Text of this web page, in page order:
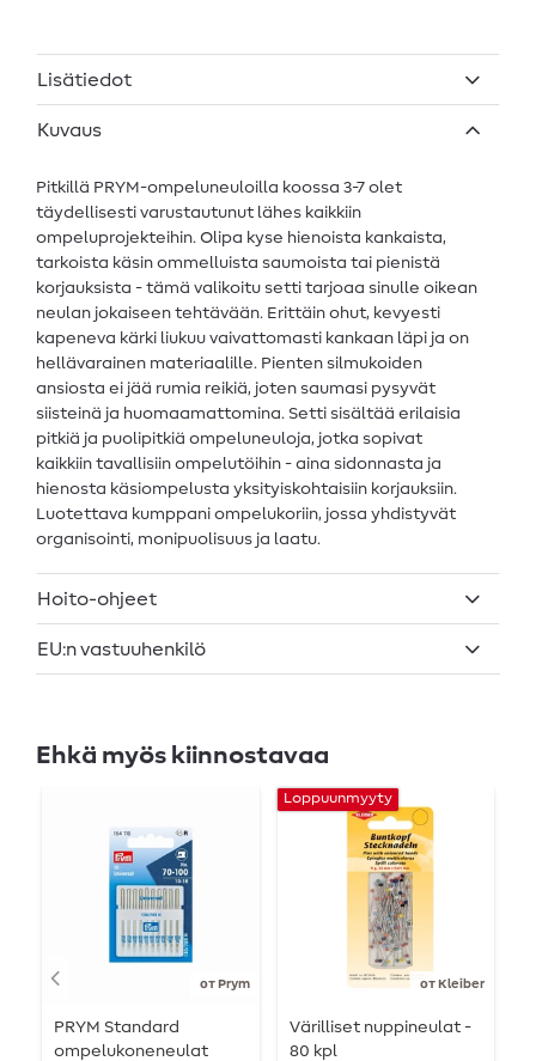
Lisätiedot
Kuvaus
Pitkillä PRYM-ompeluneuloilla koossa 3-7 olet
täydellisesti varustautunut lähes kaikkiin
ompeluprojekteihin. Olipa kyse hienoista kankaista,
tarkoista käsin ommelluista saumoista tai pienistä
korjauksista - tämä valikoitu setti tarjoaa sinulle oikean
neulan jokaiseen tehtävään. Erittäin ohut, kevyesti
kapeneva kärki liukuu vaivattomasti kankaan läpi ja on
hellävarainen materiaalille. Pienten silmukoiden
ansiosta ei jää rumia reikiä, joten saumasi pysyvät
siisteinä ja huomaamattomina. Setti sisältää erilaisia
pitkiä ja puolipitkiä ompeluneuloja, jotka sopivat
kaikkiin tavallisiin ompelutöihin - aina sidonnasta ja
hienosta käsiompelusta yksityiskohtaisiin korjauksiin.
Luotettava kumppani ompelukoriin, jossa yhdistyvät
organisointi, monipuolisuus ja laatu.
Hoito-ohjeet
EU:n vastuuhenkilö
Ehkä myös kiinnostavaa
от Prym
PRYM Standard
ompelukoneneulat
от Kleiber
Loppuunmyyty
Värilliset nuppineulat -
80 kpl